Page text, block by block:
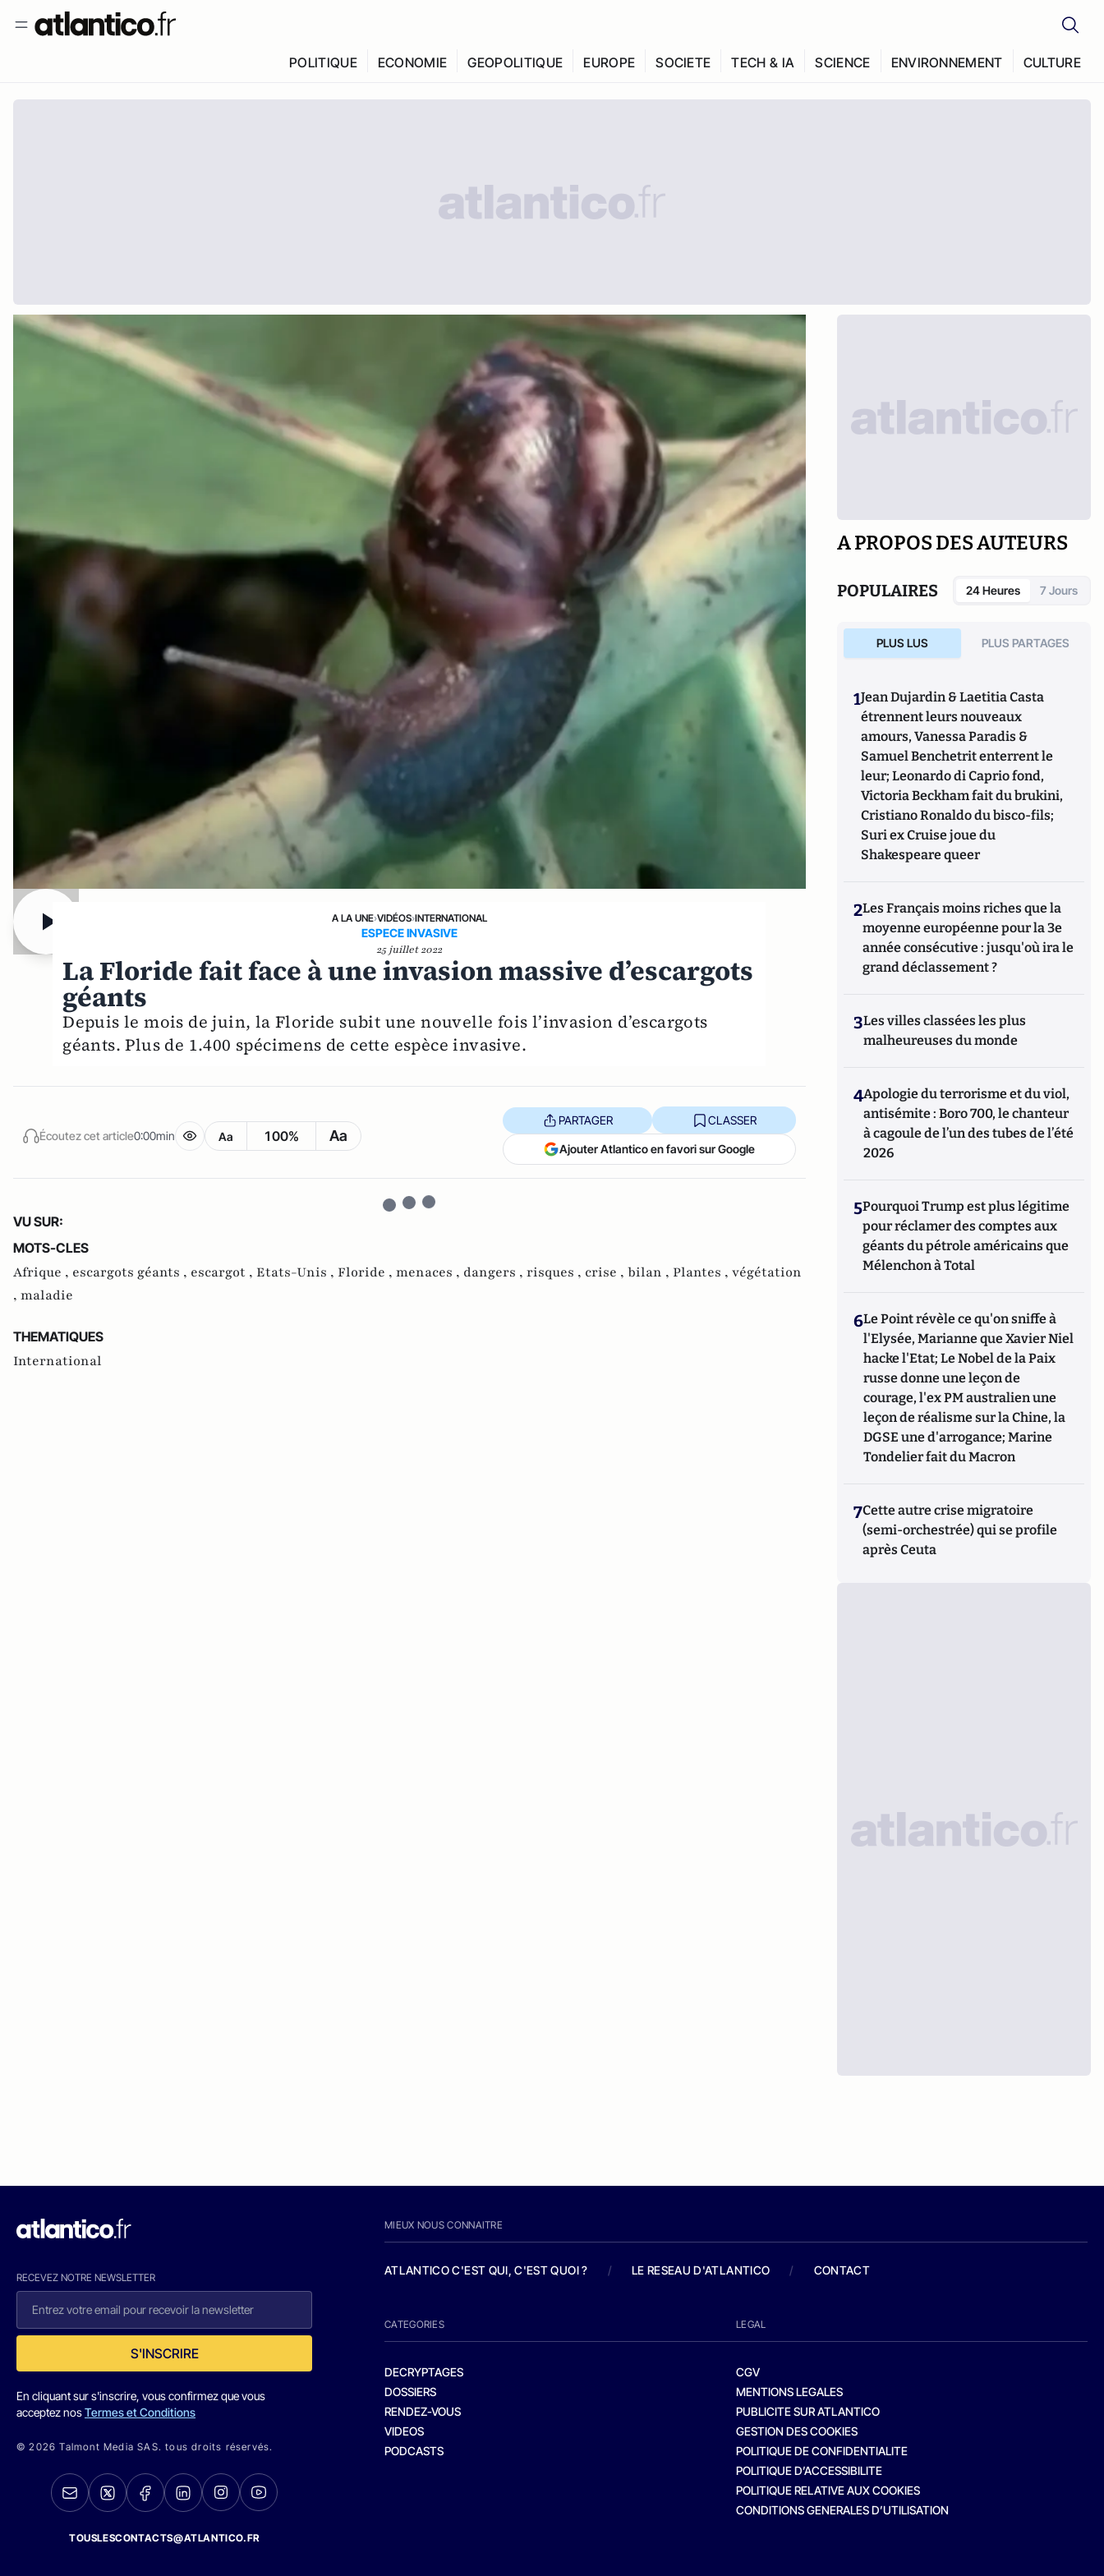
POLITIQUE ECONOMIE GEOPOLITIQUE EUROPE SOCIETE TECH & IA SCIENCE ENVIRONNEMENT CULTURE
A LA UNE›VIDÉOS›INTERNATIONAL
ESPECE INVASIVE
25 juillet 2022
La Floride fait face à une invasion massive d’escargots
géants
Depuis le mois de juin, la Floride subit une nouvelle fois l’invasion d’escargots
géants. Plus de 1.400 spécimens de cette espèce invasive.
Écoutez cet article0:00min Aa 100% Aa
PARTAGER CLASSER
Ajouter Atlantico en favori sur Google
VU SUR:
MOTS-CLES
Afrique , escargots géants , escargot , Etats-Unis , Floride , menaces , dangers , risques , crise , bilan , Plantes , végétation
, maladie
THEMATIQUES
International
A PROPOS DES AUTEURS
POPULAIRES 24 Heures 7 Jours
PLUS LUS PLUS PARTAGES
1Jean Dujardin & Laetitia Casta
étrennent leurs nouveaux
amours, Vanessa Paradis &
Samuel Benchetrit enterrent le
leur; Leonardo di Caprio fond,
Victoria Beckham fait du brukini,
Cristiano Ronaldo du bisco-fils;
Suri ex Cruise joue du
Shakespeare queer
2Les Français moins riches que la
moyenne européenne pour la 3e
année consécutive : jusqu'où ira le
grand déclassement ?
3Les villes classées les plus
malheureuses du monde
4Apologie du terrorisme et du viol,
antisémite : Boro 700, le chanteur
à cagoule de l’un des tubes de l’été
2026
5Pourquoi Trump est plus légitime
pour réclamer des comptes aux
géants du pétrole américains que
Mélenchon à Total
6Le Point révèle ce qu'on sniffe à
l'Elysée, Marianne que Xavier Niel
hacke l'Etat; Le Nobel de la Paix
russe donne une leçon de
courage, l'ex PM australien une
leçon de réalisme sur la Chine, la
DGSE une d'arrogance; Marine
Tondelier fait du Macron
7Cette autre crise migratoire
(semi-orchestrée) qui se profile
après Ceuta
RECEVEZ NOTRE NEWSLETTER
S'INSCRIRE
En cliquant sur s'inscrire, vous confirmez que vous
acceptez nosTermes et Conditions
© 2026 Talmont Media SAS. tous droits réservés.
TOUSLESCONTACTS@ATLANTICO.FR
MIEUX NOUS CONNAITRE
ATLANTICO C'EST QUI, C'EST QUOI ? / LE RESEAU D'ATLANTICO / CONTACT
CATEGORIES
DECRYPTAGES
DOSSIERS
RENDEZ-VOUS
VIDEOS
PODCASTS
LEGAL
CGV
MENTIONS LEGALES
PUBLICITE SUR ATLANTICO
GESTION DES COOKIES
POLITIQUE DE CONFIDENTIALITE
POLITIQUE D’ACCESSIBILITE
POLITIQUE RELATIVE AUX COOKIES
CONDITIONS GENERALES D’UTILISATION